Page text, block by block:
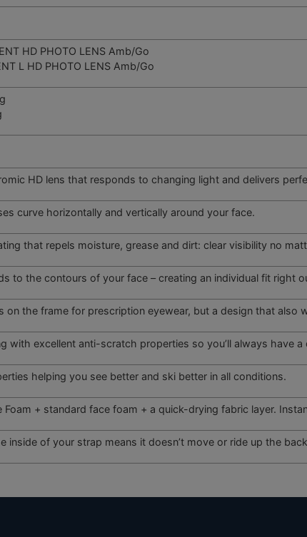
HD PHOTO LENS Amb/Go
L HD PHOTO LENS Amb/Go
HD lens that responds to changing light and delivers
curve horizontally and vertically around your face.
that repels moisture, grease and dirt: clear visibility no
to the contours of your face – creating an individual fit right
on the frame for prescription eyewear, but a design that also
with excellent anti-scratch properties so you’ll always have a
helping you see better and ski better in all conditions.
Foam + standard face foam + a quick-drying fabric layer.
inside of your strap means it doesn’t move or ride up the